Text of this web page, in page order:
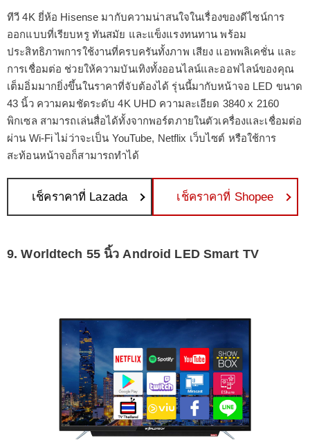
ทีวี 4K ยี่ห้อ Hisense มากับความน่าสนใจในเรื่องของดีไซน์การ
ออกแบบที่เรียบหรู ทันสมัย และแข็งแรงทนทาน พร้อม
ประสิทธิภาพการใช้งานที่ครบครันทั้งภาพ เสียง แอพพลิเคชั่น และ
การเชื่อมต่อ ช่วยให้ความบันเทิงทั้งออนไลน์และออฟไลน์ของคุณ
เต็มอิ่มมากยิ่งขึ้นในราคาที่จับต้องได้ รุ่นนี้มากับหน้าจอ LED ขนาด
43 นิ้ว ความคมชัดระดับ 4K UHD ความละเอียด 3840 x 2160
พิกเซล สามารถเล่นสื่อได้ทั้งจากพอร์ตภายในตัวเครื่องและเชื่อมต่อ
ผ่าน Wi-Fi ไม่ว่าจะเป็น YouTube, Netflix เว็บไซต์ หรือใช้การ
สะท้อนหน้าจอก็สามารถทำได้
เช็คราคาที่ Lazada เช็คราคาที่ Shopee
9. Worldtech 55 นิ้ว Android LED Smart TV